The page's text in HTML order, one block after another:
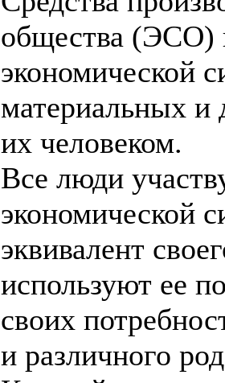
общества (ЭСО)
экономической
материальных и
их человеком.
Все люди
экономической
эквивалент
используют ее
своих
и различного